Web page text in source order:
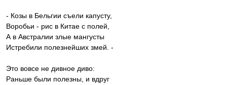
- Козы в Бельгии съели капусту,
Воробьи - рис в Китае с полей,
А в Австралии злые мангусты
Истребили полезнейших змей. -
Это вовсе не дивное диво:
Раньше были полезны, и вдруг